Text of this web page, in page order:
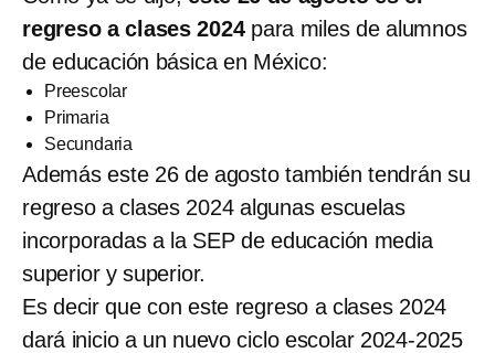
regreso a clases 2024 para miles de alumnos
de educación básica en México:
Preescolar
Primaria
Secundaria
Además este 26 de agosto también tendrán su
regreso a clases 2024 algunas escuelas
incorporadas a la SEP de educación media
superior y superior.
Es decir que con este regreso a clases 2024
dará inicio a un nuevo ciclo escolar 2024-2025